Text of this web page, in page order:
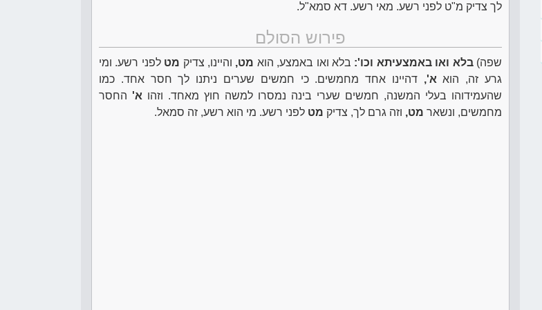
לך צדיק מ"ט לפני רשע. מאי רשע. דא סמא"ל.
פירוש הסולם
שפה)בלא ואו באמצעיתא וכו': בלא ואו באמצע, הוא מט, והיינו, צדיק מט לפני רשע. ומי
גרע זה, הוא א', דהיינו אחד מחמשים. כי חמשים שערים ניתנו לך חסר אחד. כמו
שהעמידוהו בעלי המשנה, חמשים שערי בינה נמסרו למשה חוץ מאחד. וזהו א' החסר
מחמשים, ונשאר מט, וזה גרם לך, צדיק מט לפני רשע. מי הוא רשע, זה סמאל.